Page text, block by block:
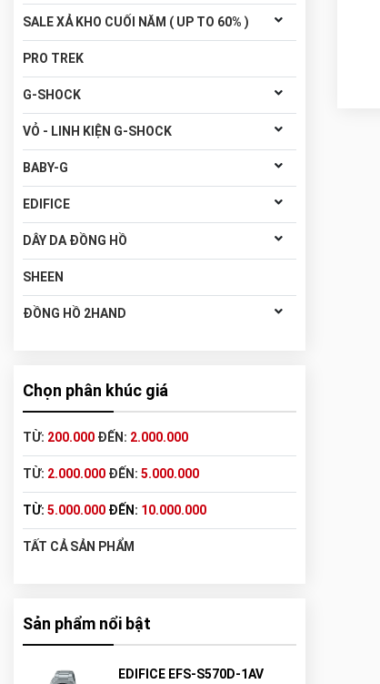
SALE XẢ KHO CUỐI NĂM ( UP TO 60% )
PRO TREK
G-SHOCK
VỎ - LINH KIỆN G-SHOCK
BABY-G
EDIFICE
DÂY DA ĐỒNG HỒ
SHEEN
ĐỒNG HỒ 2HAND
Chọn phân khúc giá
TỪ: 200.000 ĐẾN: 2.000.000
TỪ: 2.000.000 ĐẾN: 5.000.000
TỪ: 5.000.000 ĐẾN: 10.000.000
TẤT CẢ SẢN PHẨM
Sản phẩm nổi bật
EDIFICE EFS-S570D-1AV